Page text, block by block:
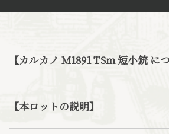
【カルカノ M1891 TSm 短小銃 に
【本ロットの説明】